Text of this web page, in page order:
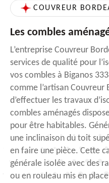
COUVREUR
Les combles
L’entreprise Couvreur
services de qualité pour
vos combles à Biganos
comme l’artisan Couvreur
d’effectuer les travaux
combles aménagés
pour être habitables.
une inclinaison du toit
en faire une pièce. Cette
générale isolée avec des
ou en rouleau mis en